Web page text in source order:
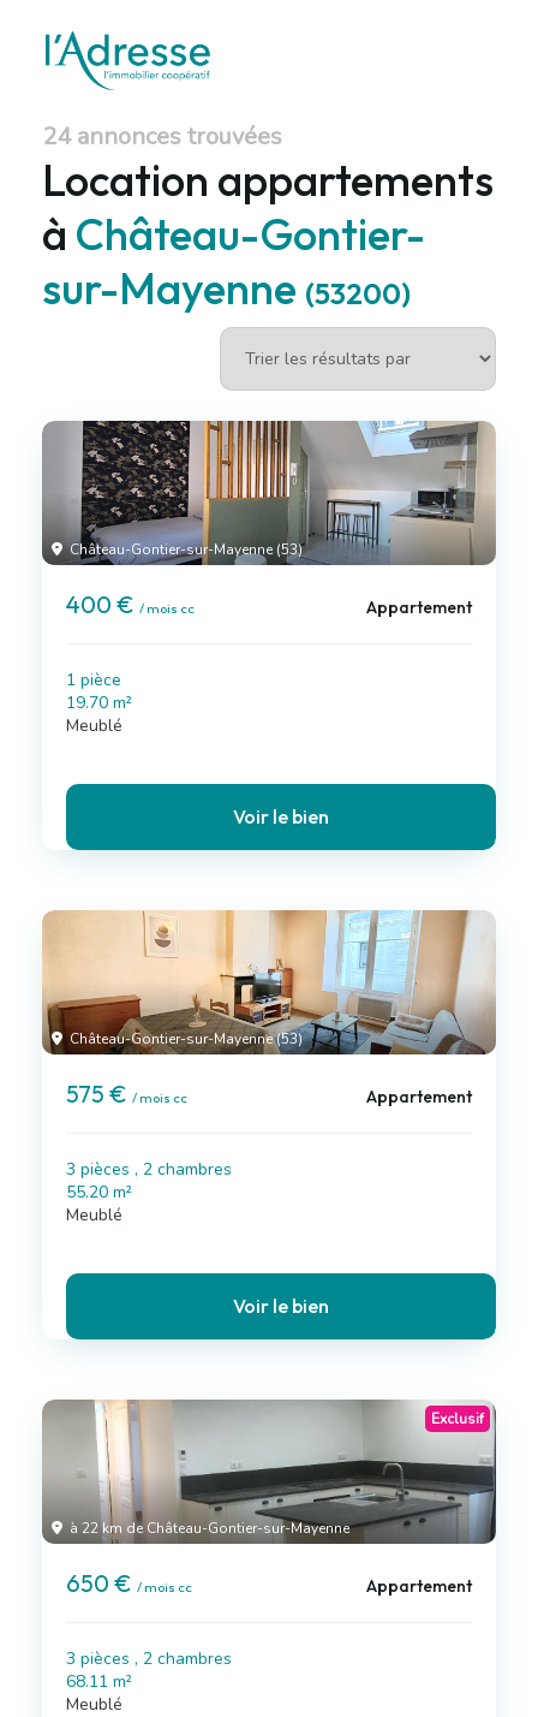
24 annonces trouvées
Location appartements
à Château-Gontier-
sur-Mayenne (53200)
Château-Gontier-sur-Mayenne (53)
400 € / mois cc Appartement
1 pièce
19.70 m²
Meublé
Voir le bien
Château-Gontier-sur-Mayenne (53)
575 € / mois cc Appartement
3 pièces , 2 chambres
55.20 m²
Meublé
Voir le bien
à 22 km de Château-Gontier-sur-Mayenne
Exclusif
650 € / mois cc Appartement
3 pièces , 2 chambres
68.11 m²
Meublé